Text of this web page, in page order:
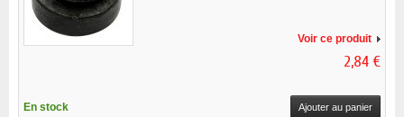
Voir ce produit
2,84 €
En stock Ajouter au panier